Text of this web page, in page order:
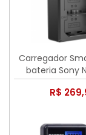
Carregador
bateria Sony
R$